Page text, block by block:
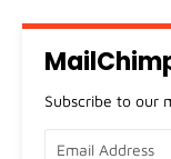
Subscribe to our